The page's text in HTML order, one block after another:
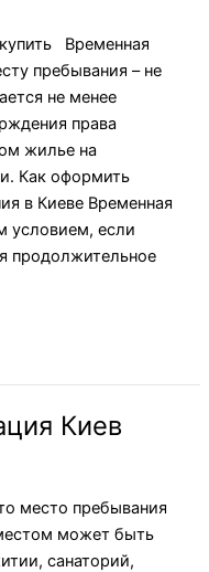
Временная
пребывания – не
не менее
права
жилье на
Как оформить
в Киеве Временная
условием, если
продолжительное
Киев
место пребывания
может быть
санаторий,